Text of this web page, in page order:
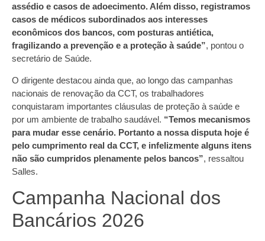
assédio e casos de adoecimento. Além disso, registramos
casos de médicos subordinados aos interesses
econômicos dos bancos, com posturas antiética,
fragilizando a prevenção e a proteção à saúde”, pontou o
secretário de Saúde.
O dirigente destacou ainda que, ao longo das campanhas
nacionais de renovação da CCT, os trabalhadores
conquistaram importantes cláusulas de proteção à saúde e
por um ambiente de trabalho saudável. “Temos mecanismos
para mudar esse cenário. Portanto a nossa disputa hoje é
pelo cumprimento real da CCT, e infelizmente alguns itens
não são cumpridos plenamente pelos bancos”, ressaltou
Salles.
Campanha Nacional dos
Bancários 2026